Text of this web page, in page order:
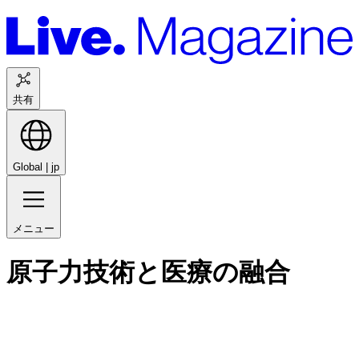
共有
Global | jp
メニュー
原子力技術と医療の融合